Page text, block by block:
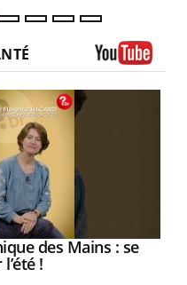
des Mains : se
!Youtube